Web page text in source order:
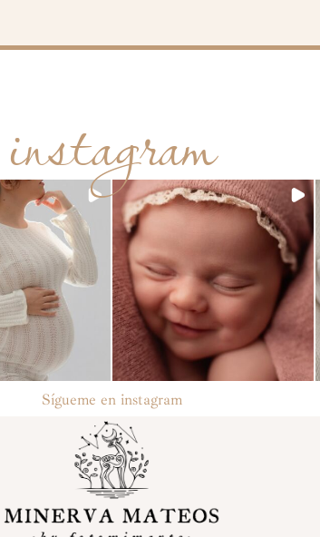
instagram
Sígueme en instagram